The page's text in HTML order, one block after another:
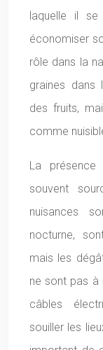
laquelle il
économiser
rôle dans la
graines dans
des fruits,
comme
La
souvent
nuisances
nocturne,
mais les
ne sont pas à
câbles
souiller les